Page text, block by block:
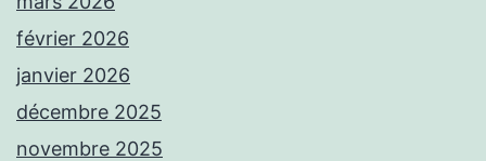
février 2026
janvier 2026
décembre 2025
novembre 2025